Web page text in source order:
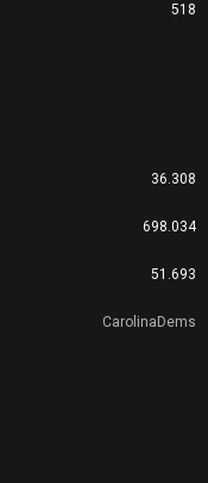
518
36.308
698.034
51.693
CarolinaDems